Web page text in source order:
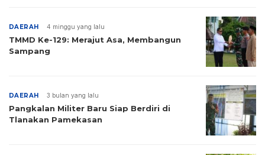
DAERAH 4 minggu yang lalu
TMMD Ke-129: Merajut Asa, Membangun
Sampang
DAERAH 3 bulan yang lalu
Pangkalan Militer Baru Siap Berdiri di
Tlanakan Pamekasan